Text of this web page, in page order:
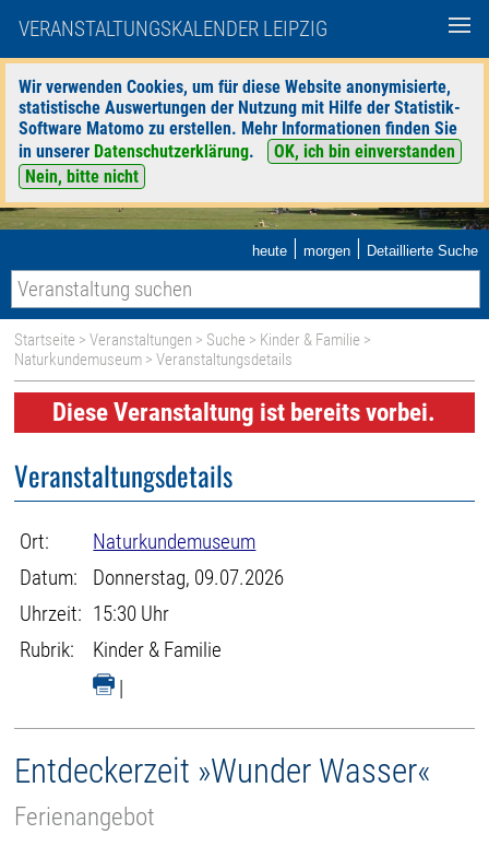
VERANSTALTUNGSKALENDER LEIPZIG
Wir verwenden Cookies, um für diese Website anonymisierte,
statistische Auswertungen der Nutzung mit Hilfe der Statistik-
Software Matomo zu erstellen. Mehr Informationen finden Sie
in unserer Datenschutzerklärung.
OK, ich bin einverstanden
Nein, bitte nicht
heute | morgen | Detaillierte Suche
Startseite >Veranstaltungen > Suche > Kinder & Familie >
Naturkundemuseum > Veranstaltungsdetails
Diese Veranstaltung ist bereits vorbei.
Veranstaltungsdetails
Ort:
Naturkundemuseum
Datum:
Donnerstag, 09.07.2026
Uhrzeit: 15:30 Uhr
Rubrik:
Kinder & Familie
|
Entdeckerzeit »Wunder Wasser«
Ferienangebot